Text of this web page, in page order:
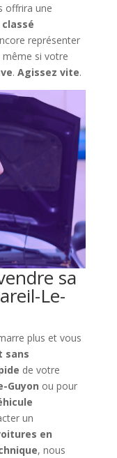
offrira une
représenter
même si votre
. Agissez vite.
sa
Le-
plus et vous
sans
de votre
Guyon ou pour
un
en
, nous